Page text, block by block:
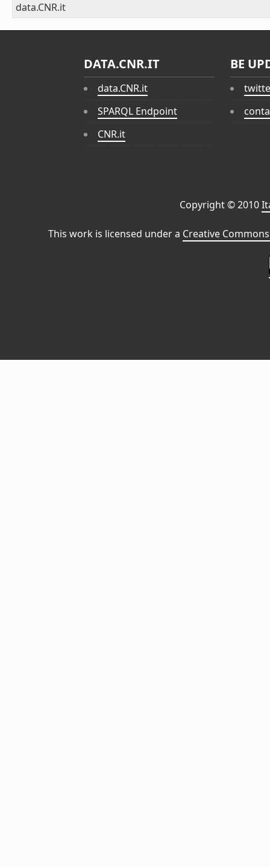
data.CNR.it
DATA.CNR.IT
data.CNR.it
SPARQL Endpoint
CNR.it
BE
Copyright © 2010
This work is licensed under a Creative